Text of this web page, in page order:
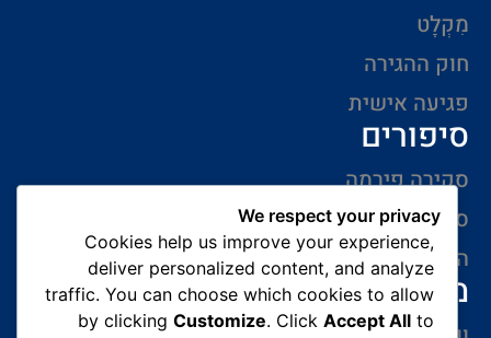
מִקְלָט
חוק ההגירה
פגיעה אישית
סיפורים
סקירה פירמה
סיפורי הצלחה
המלצות של לקוחות
מידע ליצירת קשר
We respect your privacy
Cookies help us improve your experience,
deliver personalized content, and analyze
traffic. You can choose which cookies to allow
by clickingCustomize. ClickAccept All to